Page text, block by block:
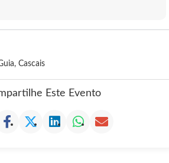
Cascais
Este Evento